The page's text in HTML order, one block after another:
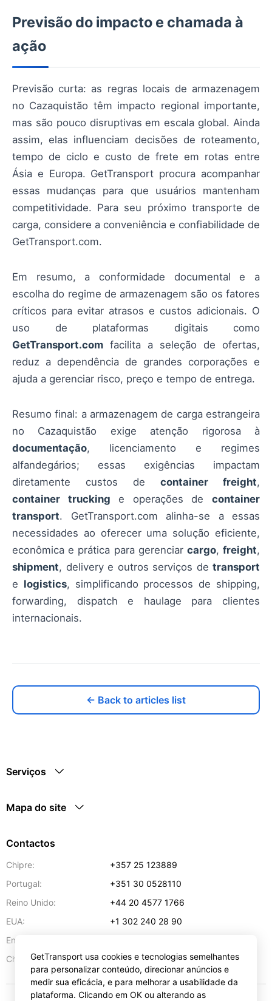
Previsão do impacto e chamada à
ação
Previsão curta: as regras locais de armazenagem
no Cazaquistão têm impacto regional importante,
mas são pouco disruptivas em escala global. Ainda
assim, elas influenciam decisões de roteamento,
tempo de ciclo e custo de frete em rotas entre
Ásia e Europa. GetTransport procura acompanhar
essas mudanças para que usuários mantenham
competitividade. Para seu próximo transporte de
carga, considere a conveniência e confiabilidade de
GetTransport.com.
Em resumo, a conformidade documental e a
escolha do regime de armazenagem são os fatores
críticos para evitar atrasos e custos adicionais. O
uso de plataformas digitais como
GetTransport.com facilita a seleção de ofertas,
reduz a dependência de grandes corporações e
ajuda a gerenciar risco, preço e tempo de entrega.
Resumo final: a armazenagem de carga estrangeira
no Cazaquistão exige atenção rigorosa à
documentação, licenciamento e regimes
alfandegários; essas exigências impactam
diretamente custos de container freight,
container trucking e operações decontainer
transport. GetTransport.com alinha-se a essas
necessidades ao oferecer uma solução eficiente,
econômica e prática para gerenciar cargo,freight,
shipment, delivery e outros serviços de transport
e logistics, simplificando processos de shipping,
forwarding, dispatch e haulage para clientes
internacionais.
← Back to articles list
Serviços
Mapa do site
Contactos
Chipre:
+357 25 123889
Portugal:
+351 30 0528110
Reino Unido:
+44 20 4577 1766
EUA:
+1 302 240 28 90
Endereço de e-mail:
Chipre:
57 Spyrou Kyprianou,Lárnaca 6051
GetTransport usa cookies e tecnologias semelhantes
para personalizar conteúdo, direcionar anúncios e
medir sua eficácia, e para melhorar a usabilidade da
plataforma. Clicando em OK ou alterando as